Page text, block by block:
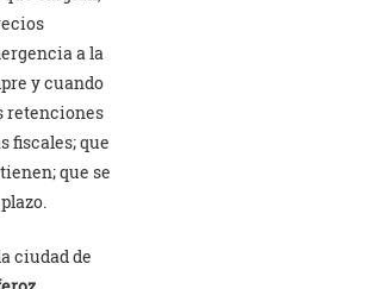
a la
y cuando
retenciones
fiscales; que
que se
ciudad de